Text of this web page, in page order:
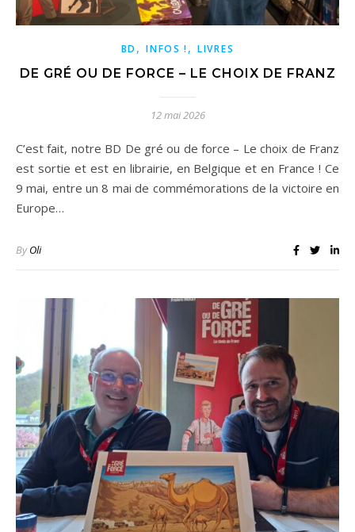
BD ,INFOS !,LIVRES
DE GRÉ OU DE FORCE – LE CHOIX DE FRANZ
12 mai 2026
C’est fait, notre BD De gré ou de force – Le choix de Franz
est sortie et est en librairie, en Belgique et en France ! Ce
9 mai, entre un 8 mai de commémorations de la victoire en
Europe…
ByOli